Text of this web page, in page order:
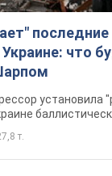
что
установила
т.